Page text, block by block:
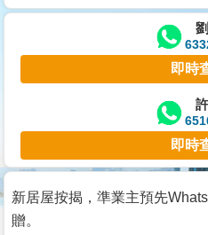
交
業
主
宅
谷
按
即時
即時
新居屋按揭，準業主預先
贈。